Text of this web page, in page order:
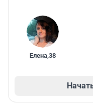
Елена,38